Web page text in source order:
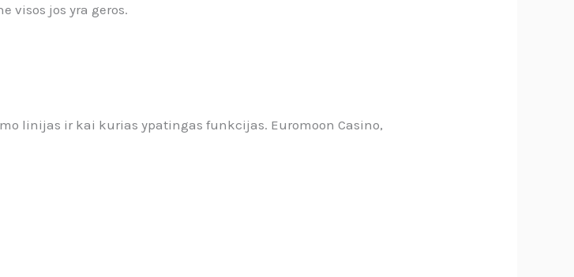
visos jos yra geros.
linijas ir kai kurias ypatingas funkcijas. Euromoon Casino,